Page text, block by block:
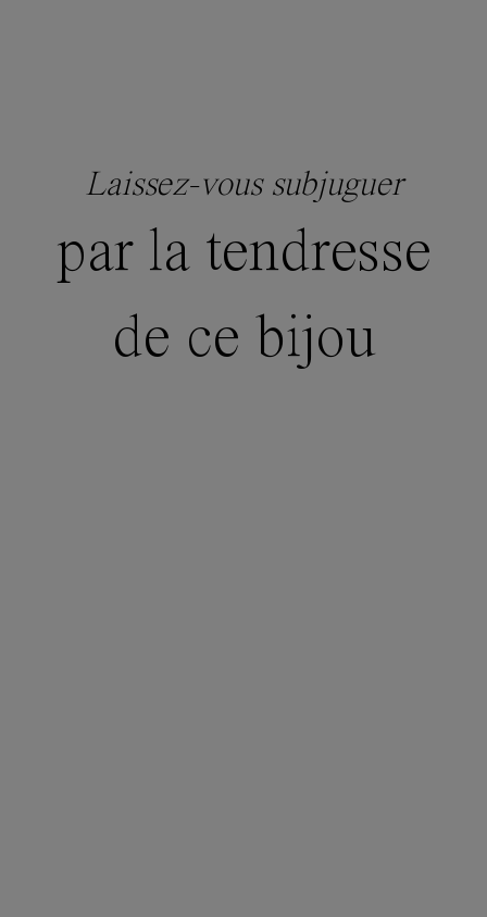
Laissez-vous subjuguer
par la tendresse
de ce bijou